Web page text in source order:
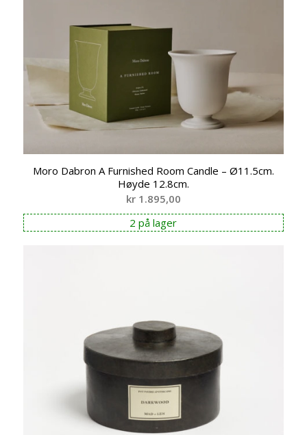
Moro Dabron A Furnished Room Candle – Ø11.5cm.
Høyde 12.8cm.
kr1.895,00
2 på lager